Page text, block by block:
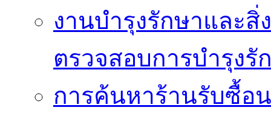
งานบำรุงรักษาและ
ตรวจสอบการบำรุงรั
การค้นหาร้านรับซื้อ